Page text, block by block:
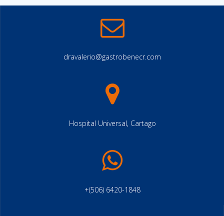
dravalerio@gastrobenecr.com
Hospital Universal, Cartago
+(506) 6420-1848